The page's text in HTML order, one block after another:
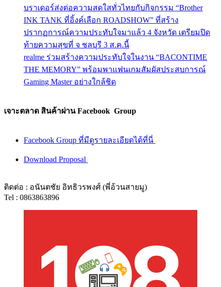
บราเดอร์ส่งต่อความสดใสทั่วไทยกับกิจกรรม “Brother
INK TANK ที่อิ้งค์เลือก ROADSHOW” ที่สร้าง
ปรากฏการณ์ความประทับใจมาแล้ว 4 จังหวัด เตรียมปิด
ท้ายความสุขที่ จ ชลบุรี 3 ส.ค.นี้
realme ร่วมสร้างความประทับใจในงาน “BACONTIME
THE MEMORY” พร้อมพาแฟนเกมสัมผัสประสบการณ์
Gaming Master อย่างใกล้ชิด
เจาะตลาด สินค้าผ่าน Facebook Group
Facebook Group ที่มีดูรายละเอียดได้ที่นี่
Download Proposal
ติดต่อ : อนันตชัย อิทธิวรพงศ์ (พี่อ้วนสายมู)
Tel : 0863863896